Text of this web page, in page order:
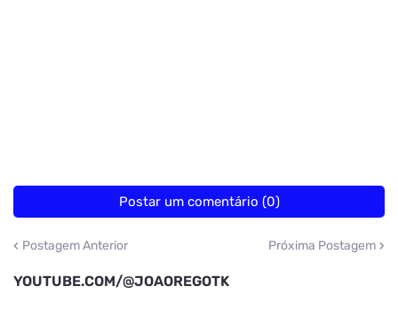
Postar um comentário (0)
Postagem Anterior Próxima Postagem
YOUTUBE.COM/@JOAOREGOTK